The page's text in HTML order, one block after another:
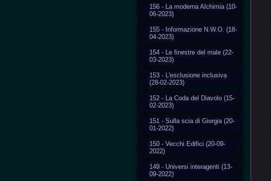
156 - La moderna Alchimia (10-
06-2023)
155 - Informazione N.W.O. (18-
04-2023)
154 - Le finestre del male (22-
03-2023)
153 - L'esclusione inclusiva
(28-02-2023)
152 - La Coda del Diavolo (15-
02-2023)
151 - Sulla scia di Giorgia (20-
01-2022)
150 - Vecchi Edifici (20-09-
2022)
149 - Universi interagenti (13-
09-2022)